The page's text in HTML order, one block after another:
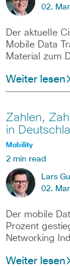
02.
Der aktuelle
Mobile Data
Material zum
Weiter lesen
Zahlen,
in
Mobility
2 min read
Lars
02.
Der mobile
Prozent
Networking
Weiter lesen